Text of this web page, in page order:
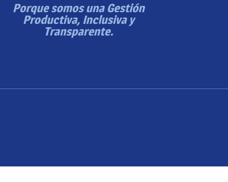
Porque somos una Gestión
Productiva, Inclusiva y
Transparente.